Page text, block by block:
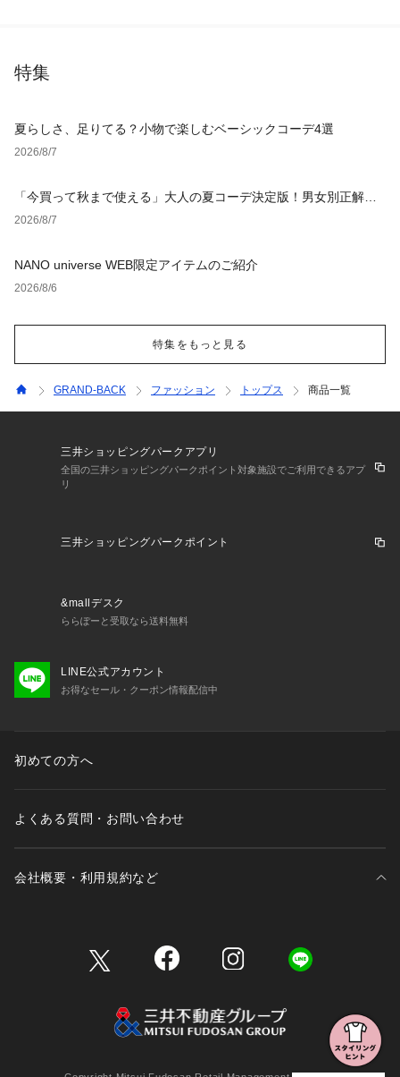
特集
夏らしさ、足りてる？小物で楽しむベーシックコーデ4選
2026/8/7
「今買って秋まで使える」大人の夏コーデ決定版！男女別正解ス
タイルとNGな着こなし
2026/8/7
NANO universe WEB限定アイテムのご紹介
2026/8/6
特集をもっと見る
GRAND-BACK ファッション トップス 商品一覧
三井ショッピングパークアプリ
全国の三井ショッピングパークポイント対象施設でご利用できるアプ
リ
三井ショッピングパークポイント
&mallデスク
ららぽーと受取なら送料無料
LINE公式アカウント
お得なセール・クーポン情報配信中
初めての方へ
よくある質問・お問い合わせ
会社概要・利用規約など